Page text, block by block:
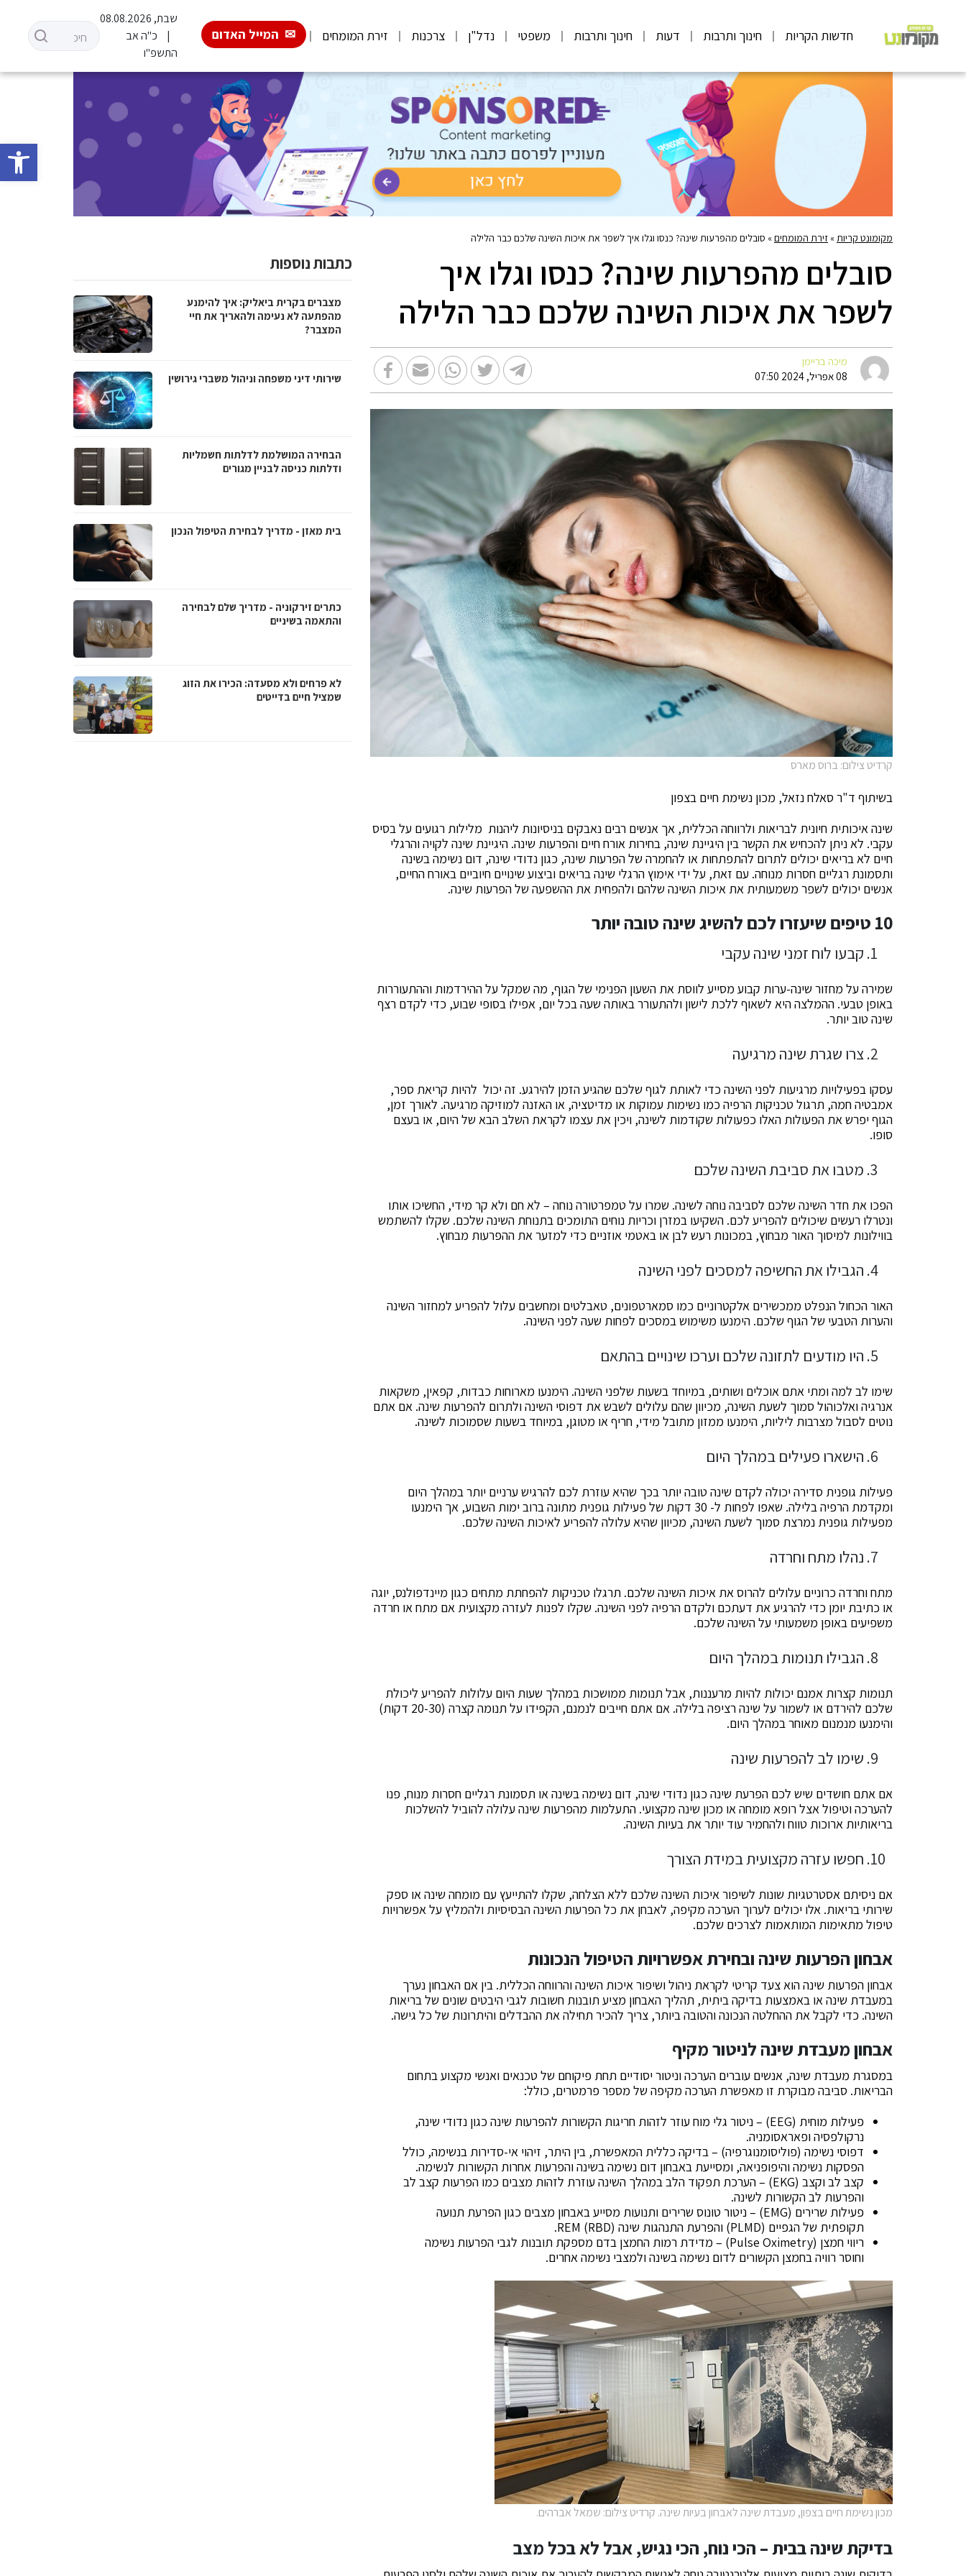
פתח
חדשות הקריות חינוך ותרבות דעות חינוך ותרבות משפטי נדל"ן צרכנות זירת המומחים המייל האדום
שבת, 08.08.2026
כ"ה אב
התשפ"ו
מקומונט קריות » זירת המומחים» סובלים מהפרעות שינה? כנסו וגלו איך לשפר את איכות השינה שלכם כבר הלילה
סובלים מהפרעות שינה? כנסו וגלו איך
לשפר את איכות השינה שלכם כבר הלילה
מיכה בריימן
08 אפריל, 2024 07:50
קרדיט צילום: ברוס מארס
בשיתוף ד"ר סאלח נזאל, מכון נשימת חיים בצפון
שינה איכותית חיונית לבריאות ולרווחה הכללית, אך אנשים רבים נאבקים בניסיונות ליהנות מלילות רגועים על בסיס
עקבי. לא ניתן להכחיש את הקשר בין היגיינת שינה, בחירות אורח חיים והפרעות שינה. היגיינת שינה לקויה והרגלי
חיים לא בריאים יכולים לתרום להתפתחות או להחמרה של הפרעות שינה, כגון נדודי שינה, דום נשימה בשינה
ותסמונת רגליים חסרות מנוחה. עם זאת, על ידי אימוץ הרגלי שינה בריאים וביצוע שינויים חיוביים באורח החיים,
אנשים יכולים לשפר משמעותית את איכות השינה שלהם ולהפחית את ההשפעה של הפרעות שינה.
10 טיפים שיעזרו לכם להשיג שינה טובה יותר
קבעו לוח זמני שינה עקבי
שמירה על מחזור שינה-ערות קבוע מסייע לווסת את השעון הפנימי של הגוף, מה שמקל על ההירדמות וההתעוררות
באופן טבעי. ההמלצה היא לשאוף ללכת לישון ולהתעורר באותה שעה בכל יום, אפילו בסופי שבוע, כדי לקדם רצף
שינה טוב יותר.
צרו שגרת שינה מרגיעה
עסקו בפעילויות מרגיעות לפני השינה כדי לאותת לגוף שלכם שהגיע הזמן להירגע. זה יכול להיות קריאת ספר,
אמבטיה חמה, תרגול טכניקות הרפיה כמו נשימות עמוקות או מדיטציה, או האזנה למוזיקה מרגיעה. לאורך זמן,
הגוף יפרש את הפעולות האלו כפעולות שקודמות לשינה, ויכין את עצמו לקראת השלב הבא של היום, או בעצם
סופו.
מטבו את סביבת השינה שלכם
הפכו את חדר השינה שלכם לסביבה נוחה לשינה. שמרו על טמפרטורה נוחה – לא חם ולא קר מידי, החשיכו אותו
ונטרלו רעשים שיכולים להפריע לכם. השקיעו במזרן וכריות נוחים התומכים בתנוחת השינה שלכם. שקלו להשתמש
בווילונות למיסוך האור מבחוץ, במכונות רעש לבן או באטמי אוזניים כדי למזער את ההפרעות מבחוץ.
הגבילו את החשיפה למסכים לפני השינה
האור הכחול הנפלט ממכשירים אלקטרוניים כמו סמארטפונים, טאבלטים ומחשבים עלול להפריע למחזור השינה
והערות הטבעי של הגוף שלכם. הימנעו משימוש במסכים לפחות שעה לפני השינה.
היו מודעים לתזונה שלכם וערכו שינויים בהתאם
שימו לב למה ומתי אתם אוכלים ושותים, במיוחד בשעות שלפני השינה. הימנעו מארוחות כבדות, קפאין, משקאות
אנרגיה ואלכוהול סמוך לשעת השינה, מכיוון שהם עלולים לשבש את דפוסי השינה ולתרום להפרעות שינה. אם אתם
נוטים לסבול מצרבות ליליות, הימנעו ממזון מתובל מידי, חריף או מטוגן, במיוחד בשעות שסמוכות לשינה.
הישארו פעילים במהלך היום
פעילות גופנית סדירה יכולה לקדם שינה טובה יותר בכך שהיא עוזרת לכם להרגיש ערניים יותר במהלך היום
ומקדמת הרפיה בלילה. שאפו לפחות ל- 30 דקות של פעילות גופנית מתונה ברוב ימות השבוע, אך הימנעו
מפעילות גופנית נמרצת סמוך לשעת השינה, מכיוון שהיא עלולה להפריע לאיכות השינה שלכם.
נהלו מתח וחרדה
מתח וחרדה כרוניים עלולים להרוס את איכות השינה שלכם. תרגלו טכניקות להפחתת מתחים כגון מיינדפולנס, יוגה
או כתיבת יומן כדי להרגיע את דעתכם ולקדם הרפיה לפני השינה. שקלו לפנות לעזרה מקצועית אם מתח או חרדה
משפיעים באופן משמעותי על השינה שלכם.
הגבילו תנומות במהלך היום
תנומות קצרות אמנם יכולות להיות מרעננות, אבל תנומות ממושכות במהלך שעות היום עלולות להפריע ליכולת
שלכם להירדם או לשמור על שינה רציפה בלילה. אם אתם חייבים לנמנם, הקפידו על תנומה קצרה (20-30 דקות)
והימנעו מנמנום מאוחר במהלך היום.
שימו לב להפרעות שינה
אם אתם חושדים שיש לכם הפרעת שינה כגון נדודי שינה, דום נשימה בשינה או תסמונת רגליים חסרות מנוח, פנו
להערכה וטיפול אצל רופא מומחה או מכון שינה מקצועי. התעלמות מהפרעות שינה עלולה להוביל להשלכות
בריאותיות ארוכות טווח ולהחמיר עוד יותר את בעיות השינה.
חפשו עזרה מקצועית במידת הצורך
אם ניסיתם אסטרטגיות שונות לשיפור איכות השינה שלכם ללא הצלחה, שקלו להתייעץ עם מומחה שינה או ספק
שירותי בריאות. אלו יכולים לערוך הערכה מקיפה, לאבחן את כל הפרעות השינה הבסיסיות ולהמליץ על אפשרויות
טיפול מתאימות המותאמות לצרכים שלכם.
אבחון הפרעות שינה ובחירת אפשרויות הטיפול הנכונות
אבחון הפרעות שינה הוא צעד קריטי לקראת ניהול ושיפור איכות השינה והרווחה הכללית. בין אם האבחון נערך
במעבדת שינה או באמצעות בדיקה ביתית, תהליך האבחון מציע תובנות חשובות לגבי היבטים שונים של בריאות
השינה. כדי לקבל את ההחלטה הנכונה והטובה ביותר, צריך להכיר תחילה את ההבדלים והיתרונות של כל גישה.
אבחון מעבדת שינה לניטור מקיף
במסגרת מעבדת שינה, אנשים עוברים הערכה וניטור יסודיים תחת פיקוחם של טכנאים ואנשי מקצוע בתחום
הבריאות. סביבה מבוקרת זו מאפשרת הערכה מקיפה של מספר פרמטרים, כולל:
פעילות מוחית (EEG) – ניטור גלי מוח עוזר לזהות חריגות הקשורות להפרעות שינה כגון נדודי שינה,
נרקולפסיה ופאראסומניה.
דפוסי נשימה (פוליסומנוגרפיה) – בדיקה כללית המאפשרת, בין היתר, זיהוי אי-סדירות בנשימה, כולל
הפסקות נשימה והיפופניאה, ומסייעת באבחון דום נשימה בשינה והפרעות אחרות הקשורות לנשימה.
קצב לב וקצב (EKG) – הערכת תפקוד הלב במהלך השינה עוזרת לזהות מצבים כמו הפרעות קצב לב
והפרעות לב הקשורות לשינה.
פעילות שרירים (EMG) – ניטור טונוס שרירים ותנועות מסייע באבחון מצבים כגון הפרעת תנועה
תקופתית של הגפיים (PLMD) והפרעת התנהגות שינה REM (RBD).
ריווי חמצן (Pulse Oximetry) – מדידת רמות החמצן בדם מספקת תובנות לגבי הפרעות נשימה
וחוסר רוויה בחמצן הקשורים לדום נשימה בשינה ולמצבי נשימה אחרים.
מכון נשימת חיים בצפון, מעבדת שינה לאבחון בעיות שינה. קרדיט צילום: שמאל אברהים.
בדיקת שינה בבית – הכי נוח, הכי נגיש, אבל לא בכל מצב
כתבות נוספות
מצברים בקרית ביאליק: איך להימנע
מהפתעה לא נעימה ולהאריך את חיי
המצבר?
שירותי דיני משפחה וניהול משברי גירושין
הבחירה המושלמת לדלתות חשמליות
ודלתות כניסה לבניין מגורים
בית מאזן - מדריך לבחירת הטיפול הנכון
כתרים זירקוניה - מדריך שלם לבחירה
והתאמה בשיניים
לא פרחים ולא מסעדה: הכירו את הזוג
שמציל חיים בדייטים